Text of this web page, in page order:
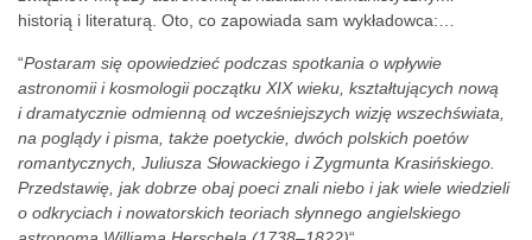
historią i literaturą. Oto, co zapowiada sam wykładowca:…
“Postaram się opowiedzieć podczas spotkania o wpływie
astronomii i kosmologii początku XIX wieku, kształtujących nową
i dramatycznie odmienną od wcześniejszych wizję wszechświata,
na poglądy i pisma, także poetyckie, dwóch polskich poetów
romantycznych, Juliusza Słowackiego i Zygmunta Krasińskiego.
Przedstawię, jak dobrze obaj poeci znali niebo i jak wiele wiedzieli
o odkryciach i nowatorskich teoriach słynnego angielskiego